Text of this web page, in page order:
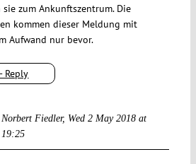
- Reply
sie zum Ankunftszentrum. Die
kommen dieser Meldung mit
Aufwand nur bevor.
Norbert Fiedler
Wed 2 May 2018 at
19:25